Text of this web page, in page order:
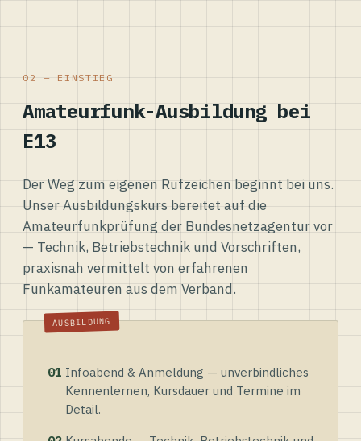
02 — EINSTIEG
Amateurfunk-Ausbildung bei
E13
Der Weg zum eigenen Rufzeichen beginnt bei uns.
Unser Ausbildungskurs bereitet auf die
Amateurfunkprüfung der Bundesnetzagentur vor
— Technik, Betriebstechnik und Vorschriften,
praxisnah vermittelt von erfahrenen
Funkamateuren aus dem Verband.
01 Infoabend & Anmeldung — unverbindliches
Kennenlernen, Kursdauer und Termine im
Detail.